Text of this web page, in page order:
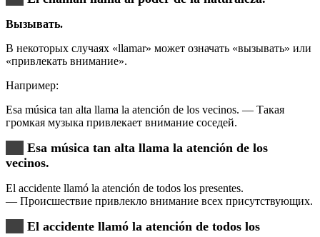
Вызывать.
В некоторых случаях «llamar» может означать «вызывать» или
«привлекать внимание».
Например:
Esa música tan alta llama la atención de los vecinos. — Такая
громкая музыка привлекает внимание соседей.
Esa música tan alta llama la atención de los
vecinos.
El accidente llamó la atención de todos los presentes.
— Происшествие привлекло внимание всех присутствующих.
El accidente llamó la atención de todos los